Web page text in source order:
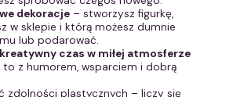
dekoracje– stworzysz figurkę,
w sklepie i którą możesz dumnie
lub podarować.
czas w miłej atmosferze
to z humorem, wsparciem i dobrą
zdolności plastycznych – liczy się